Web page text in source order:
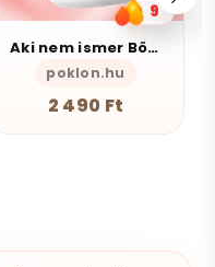
9
Aki nem ismer Bögre
poklon.hu
2 490 Ft